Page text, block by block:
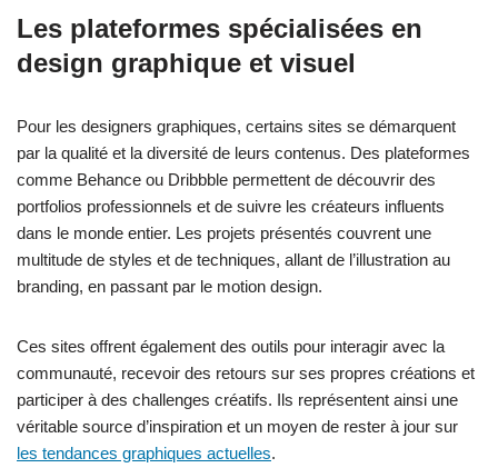
Les plateformes spécialisées en
design graphique et visuel
Pour les designers graphiques, certains sites se démarquent
par la qualité et la diversité de leurs contenus. Des plateformes
comme Behance ou Dribbble permettent de découvrir des
portfolios professionnels et de suivre les créateurs influents
dans le monde entier. Les projets présentés couvrent une
multitude de styles et de techniques, allant de l’illustration au
branding, en passant par le motion design.
Ces sites offrent également des outils pour interagir avec la
communauté, recevoir des retours sur ses propres créations et
participer à des challenges créatifs. Ils représentent ainsi une
véritable source d’inspiration et un moyen de rester à jour sur
les tendances graphiques actuelles.